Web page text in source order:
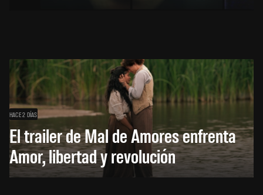
HACE 2 DÍAS
El trailer de Mal de Amores enfrenta
Amor, libertad y revolución